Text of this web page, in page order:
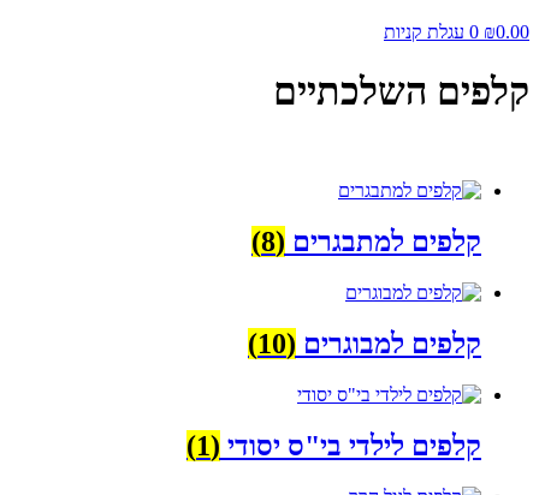
₪0.00
0 עגלת קניות
קלפים השלכתיים
קלפים למתבגרים (8)
קלפים למבוגרים (10)
קלפים לילדי בי"ס יסודי (1)